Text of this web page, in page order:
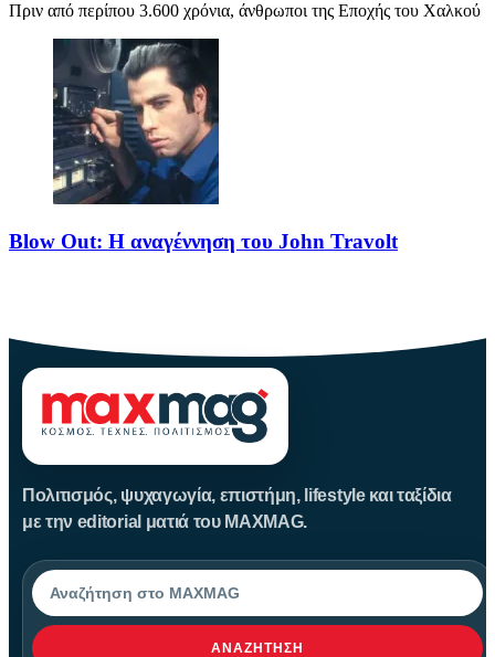
Πριν από περίπου 3.600 χρόνια, άνθρωποι της Εποχής του Χαλκού
Blow Out: Η αναγέννηση του John Travolt
Πολιτισμός, ψυχαγωγία, επιστήμη, lifestyle και ταξίδια
με την editorial ματιά του MAXMAG.
Αναζήτηση
ΑΝΑΖΉΤΗΣΗ